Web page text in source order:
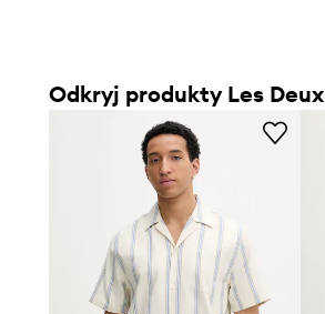
Odkryj produkty Les Deux